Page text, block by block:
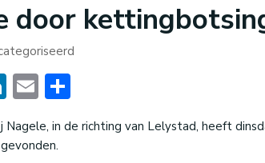
door
LinkedIn
Email
Nagele, in de richting van Lelystad, heeft